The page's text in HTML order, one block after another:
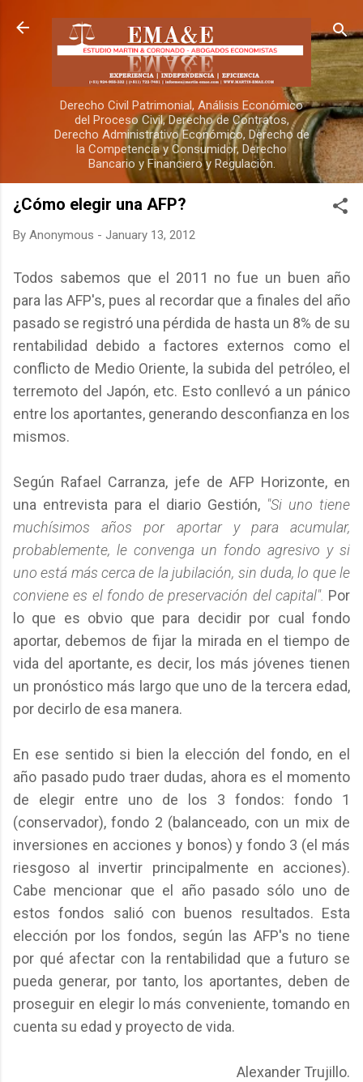
Skip to main content
Derecho Civil Patrimonial, Análisis Económico
del Proceso Civil, Derecho de Contratos,
Derecho Administrativo Económico, Derecho de
la Competencia y Consumidor, Derecho
Bancario y Financiero y Regulación.
¿Cómo elegir una AFP?
By Anonymous - January 13, 2012
Todos sabemos que el 2011 no fue un buen año
para las AFP's, pues al recordar que a finales del año
pasado se registró una pérdida de hasta un 8% de su
rentabilidad debido a factores externos como el
conflicto de Medio Oriente, la subida del petróleo, el
terremoto del Japón, etc. Esto conllevó a un pánico
entre los aportantes, generando desconfianza en los
mismos.
Según Rafael Carranza, jefe de AFP Horizonte, en
una entrevista para el diario Gestión, "Si uno tiene
muchísimos años por aportar y para acumular,
probablemente, le convenga un fondo agresivo y si
uno está más cerca de la jubilación, sin duda, lo que le
conviene es el fondo de preservación del capital". Por
lo que es obvio que para decidir por cual fondo
aportar, debemos de fijar la mirada en el tiempo de
vida del aportante, es decir, los más jóvenes tienen
un pronóstico más largo que uno de la tercera edad,
por decirlo de esa manera.
En ese sentido si bien la elección del fondo, en el
año pasado pudo traer dudas, ahora es el momento
de elegir entre uno de los 3 fondos: fondo 1
(conservador), fondo 2 (balanceado, con un mix de
inversiones en acciones y bonos) y fondo 3 (el más
riesgoso al invertir principalmente en acciones).
Cabe mencionar que el año pasado sólo uno de
estos fondos salió con buenos resultados. Esta
elección por los fondos, según las AFP's no tiene
por qué afectar con la rentabilidad que a futuro se
pueda generar, por tanto, los aportantes, deben de
proseguir en elegir lo más conveniente, tomando en
cuenta su edad y proyecto de vida.
Alexander Trujillo.